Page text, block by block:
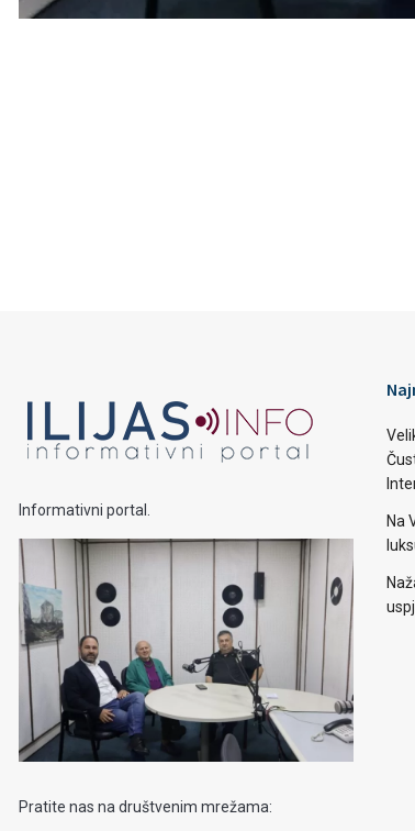
Informativni portal.
Pratite nas na društvenim mrežama:
Na